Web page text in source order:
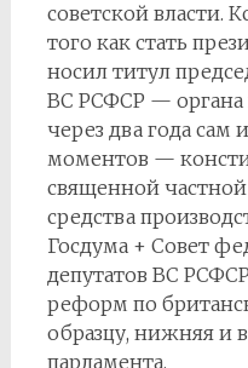
советской власти.
того как стать
носил титул
ВС РСФСР — органа
через два года сам
моментов —
священной
средства
Госдума + Совет
депутатов ВС
реформ по
образцу, нижняя и
парламента.